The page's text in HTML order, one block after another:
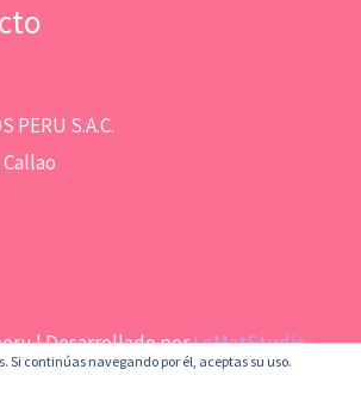
PERU S.A.C.
| Desarrollado porLeMatStudio
Si continúas navegando por él, aceptas su uso.